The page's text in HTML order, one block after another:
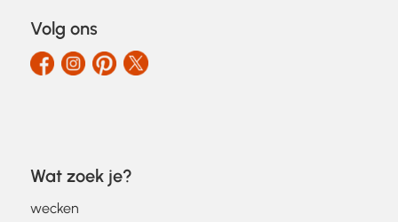
Volg ons
Wat zoek je?
wecken